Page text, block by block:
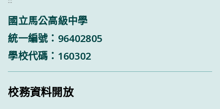
國立馬公高級中學
統一編號：96402805
學校代碼：160302
校務資料開放